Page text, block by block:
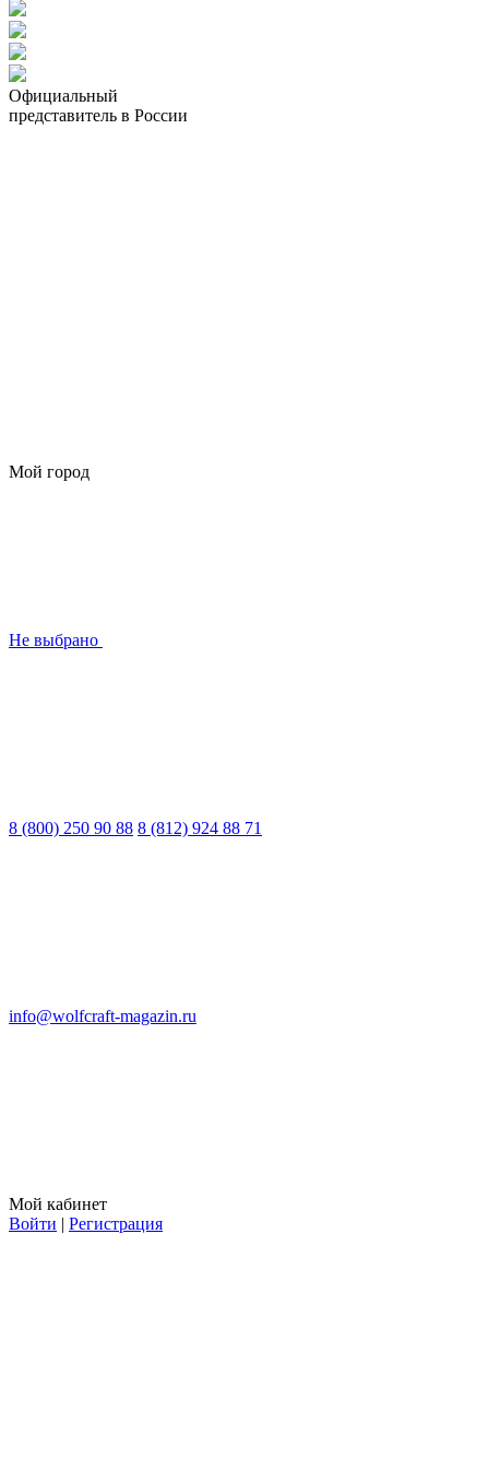
Официальный
представитель в России
Мой город
Не выбрано
8 (800) 250 90 88 8 (812) 924 88 71
info@wolfcraft-magazin.ru
Мой кабинет
Войти | Регистрация